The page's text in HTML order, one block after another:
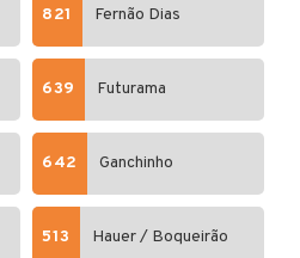
821 Fernão Dias
639 Futurama
642 Ganchinho
513 Hauer / Boqueirão